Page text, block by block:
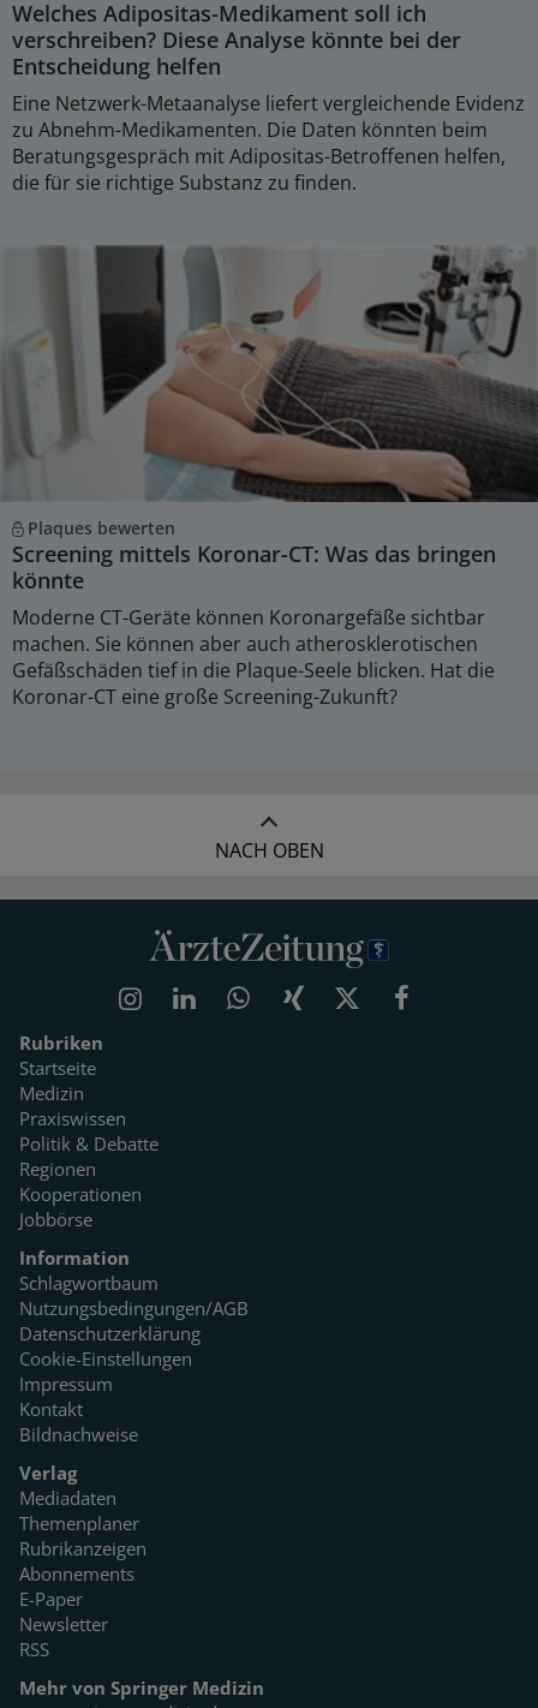
Welches Adipositas-Medikament soll ich
verschreiben? Diese Analyse könnte bei der
Entscheidung helfen
Eine Netzwerk-Metaanalyse liefert vergleichende Evidenz
zu Abnehm-Medikamenten. Die Daten könnten beim
Beratungsgespräch mit Adipositas-Betroffenen helfen,
die für sie richtige Substanz zu finden.
Plaques bewerten
Screening mittels Koronar-CT: Was das bringen
könnte
Moderne CT-Geräte können Koronargefäße sichtbar
machen. Sie können aber auch atherosklerotischen
Gefäßschäden tief in die Plaque-Seele blicken. Hat die
Koronar-CT eine große Screening-Zukunft?
NACH OBEN
Rubriken
Startseite
Medizin
Praxiswissen
Politik & Debatte
Regionen
Kooperationen
Jobbörse
Information
Schlagwortbaum
Nutzungsbedingungen/AGB
Datenschutzerklärung
Cookie-Einstellungen
Impressum
Kontakt
Bildnachweise
Verlag
Mediadaten
Themenplaner
Rubrikanzeigen
Abonnements
E-Paper
Newsletter
RSS
Mehr von Springer Medizin